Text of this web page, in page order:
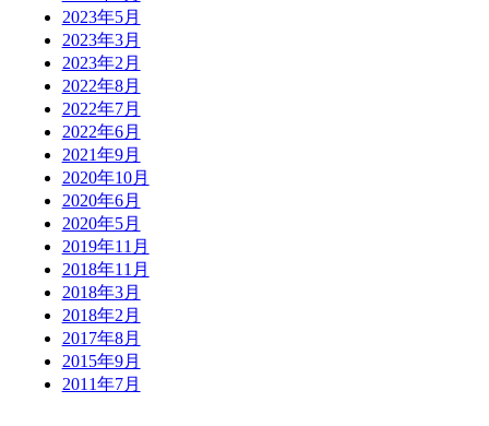
2023年5月
2023年3月
2023年2月
2022年8月
2022年7月
2022年6月
2021年9月
2020年10月
2020年6月
2020年5月
2019年11月
2018年11月
2018年3月
2018年2月
2017年8月
2015年9月
2011年7月